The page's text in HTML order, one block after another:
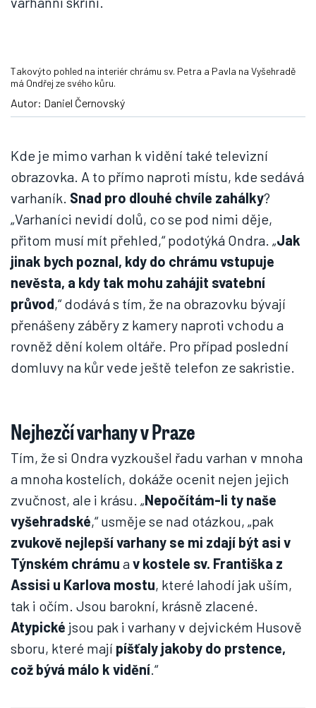
Takovýto pohled na interiér chrámu sv. Petra a Pavla na Vyšehradě
má Ondřej ze svého kůru.
Autor: Daniel Černovský
Kde je mimo varhan k vidění také televizní
obrazovka. A to přímo naproti místu, kde sedává
varhaník. Snad pro dlouhé chvíle zahálky?
„Varhaníci nevidí dolů, co se pod nimi děje,
přitom musí mít přehled,“ podotýká Ondra. „Jak
jinak bych poznal, kdy do chrámu vstupuje
nevěsta, a kdy tak mohu zahájit svatební
průvod,“ dodává s tím, že na obrazovku bývají
přenášeny záběry z kamery naproti vchodu a
rovněž dění kolem oltáře. Pro případ poslední
domluvy na kůr vede ještě telefon ze sakristie.
Nejhezčí varhany v Praze
Tím, že si Ondra vyzkoušel řadu varhan v mnoha
a mnoha kostelích, dokáže ocenit nejen jejich
zvučnost, ale i krásu. „Nepočítám-li ty naše
vyšehradské,“ usměje se nad otázkou, „pak
zvukově nejlepší varhany se mi zdají být asi v
Týnském chrámu av kostele sv. Františka z
Assisi u Karlova mostu, které lahodí jak uším,
tak i očím. Jsou barokní, krásně zlacené.
Atypické jsou pak i varhany v dejvickém Husově
sboru, které mají píšťaly jakoby do prstence,
což bývá málo k vidění.“